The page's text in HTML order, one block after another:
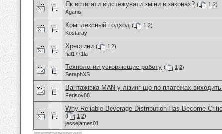
Як встигати відстежувати зміни в законах? ( 1 2)
Aganis
Комплексный подход ( 1 2)
Kostaray
Хрестини ( 1 2)
fial1771la
Технологии ускоряющие работу ( 1 2)
SeraphXS
Вантажівка MAN у лізинг що по платежах виходить
Ferisov88
Why Reliable Beverage Distribution Has Become
( 1 2)
jessejames01